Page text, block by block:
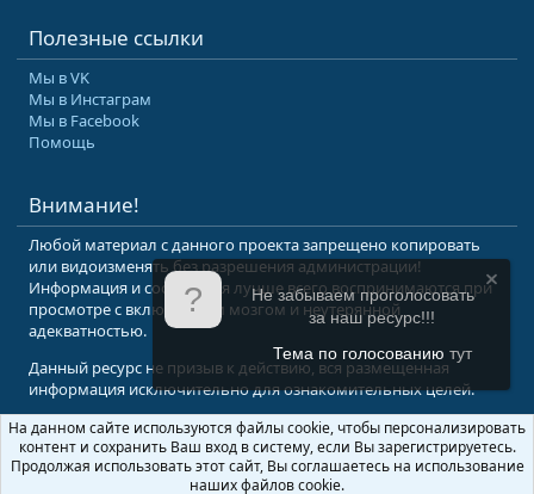
Полезные ссылки
Мы в VK
Мы в Инстаграм
Мы в Facebook
Помощь
Внимание!
Любой материал с данного проекта запрещено копировать
или видоизменять без разрешения администрации!
Информация и сообщения лучше всего воспринимаются при
просмотре с включенным мозгом и неутерянной
адекватностью.
Данный ресурс не призыв к действию, вся размещенная
информация исключительно для ознакомительных целей.
© 2008-2026 Форум Абырвалг.нет - подводная охота, дайвинг, туризм
Перевод: XenForo.Info
Не забываем проголосовать
за наш ресурс!!!
Тема по голосованию тут
На данном сайте используются файлы cookie, чтобы персонализировать
контент и сохранить Ваш вход в систему, если Вы зарегистрируетесь.
Продолжая использовать этот сайт, Вы соглашаетесь на использование
наших файлов cookie.